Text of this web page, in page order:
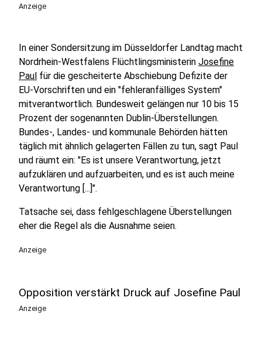
Anzeige
In einer Sondersitzung im Düsseldorfer Landtag macht
Nordrhein-Westfalens Flüchtlingsministerin Josefine
Paul für die gescheiterte Abschiebung Defizite der
EU-Vorschriften und ein "fehleranfälliges System"
mitverantwortlich. Bundesweit gelängen nur 10 bis 15
Prozent der sogenannten Dublin-Überstellungen.
Bundes-, Landes- und kommunale Behörden hätten
täglich mit ähnlich gelagerten Fällen zu tun, sagt Paul
und räumt ein: "Es ist unsere Verantwortung, jetzt
aufzuklären und aufzuarbeiten, und es ist auch meine
Verantwortung [...]".
Tatsache sei, dass fehlgeschlagene Überstellungen
eher die Regel als die Ausnahme seien.
Anzeige
Opposition verstärkt Druck auf Josefine Paul
Anzeige